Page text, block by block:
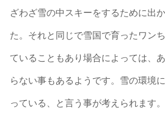
ざわざ雪の中スキーをするために出
た。それと同じで雪国で育ったワン
ていることもあり場合によっては、
らない事もあるようです。雪の環境
っている、と言う事が考えられます。